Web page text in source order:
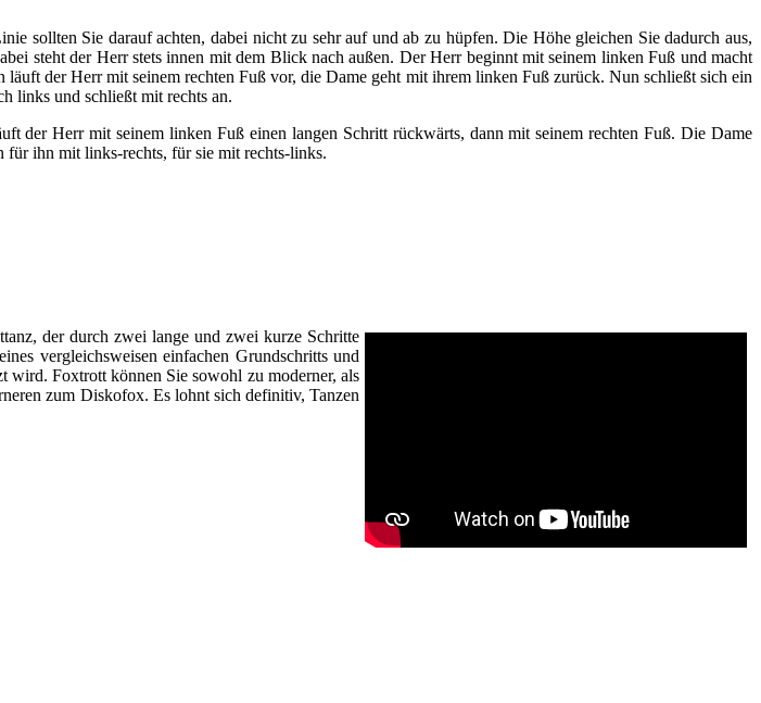
sollten Sie darauf achten, dabei nicht zu sehr auf und ab zu hüpfen. Die Höhe gleichen Sie dadurch aus,
steht der Herr stets innen mit dem Blick nach außen. Der Herr beginnt mit seinem linken Fuß und macht
der Herr mit seinem rechten Fuß vor, die Dame geht mit ihrem linken Fuß zurück. Nun schließt sich ein
links und schließt mit rechts an.
der Herr mit seinem linken Fuß einen langen Schritt rückwärts, dann mit seinem rechten Fuß. Die Dame
ihn mit links-rechts, für sie mit rechts-links.
der durch zwei lange und zwei kurze Schritte
vergleichsweisen einfachen Grundschritts und
wird. Foxtrott können Sie sowohl zu moderner, als
zum Diskofox. Es lohnt sich definitiv, Tanzen